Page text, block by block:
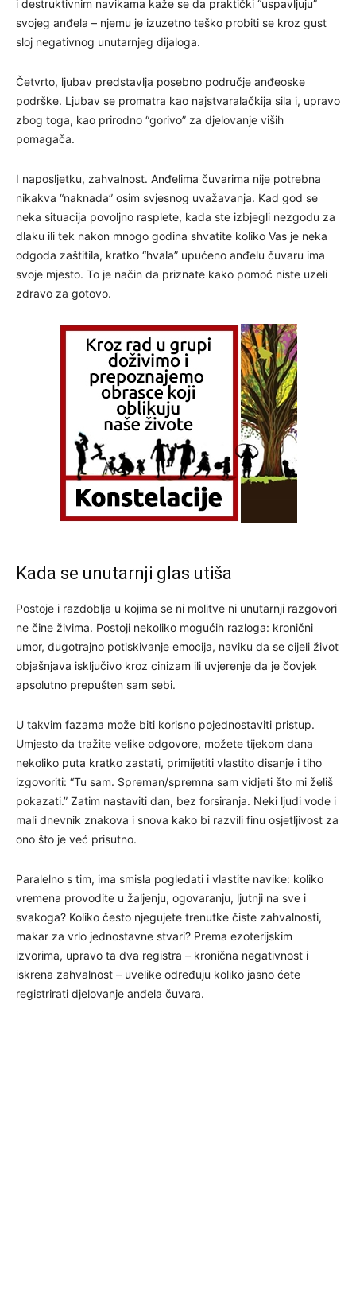
i destruktivnim navikama kaže se da praktički “uspavljuju”
svojeg anđela – njemu je izuzetno teško probiti se kroz gust
sloj negativnog unutarnjeg dijaloga.
Četvrto, ljubav predstavlja posebno područje anđeoske
podrške. Ljubav se promatra kao najstvaralačkija sila i, upravo
zbog toga, kao prirodno “gorivo” za djelovanje viših
pomagača.
I naposljetku, zahvalnost. Anđelima čuvarima nije potrebna
nikakva “naknada” osim svjesnog uvažavanja. Kad god se
neka situacija povoljno rasplete, kada ste izbjegli nezgodu za
dlaku ili tek nakon mnogo godina shvatite koliko Vas je neka
odgoda zaštitila, kratko “hvala” upućeno anđelu čuvaru ima
svoje mjesto. To je način da priznate kako pomoć niste uzeli
zdravo za gotovo.
Kada se unutarnji glas utiša
Postoje i razdoblja u kojima se ni molitve ni unutarnji razgovori
ne čine živima. Postoji nekoliko mogućih razloga: kronični
umor, dugotrajno potiskivanje emocija, naviku da se cijeli život
objašnjava isključivo kroz cinizam ili uvjerenje da je čovjek
apsolutno prepušten sam sebi.
U takvim fazama može biti korisno pojednostaviti pristup.
Umjesto da tražite velike odgovore, možete tijekom dana
nekoliko puta kratko zastati, primijetiti vlastito disanje i tiho
izgovoriti: “Tu sam. Spreman/spremna sam vidjeti što mi želiš
pokazati.” Zatim nastaviti dan, bez forsiranja. Neki ljudi vode i
mali dnevnik znakova i snova kako bi razvili finu osjetljivost za
ono što je već prisutno.
Paralelno s tim, ima smisla pogledati i vlastite navike: koliko
vremena provodite u žaljenju, ogovaranju, ljutnji na sve i
svakoga? Koliko često njegujete trenutke čiste zahvalnosti,
makar za vrlo jednostavne stvari? Prema ezoterijskim
izvorima, upravo ta dva registra – kronična negativnost i
iskrena zahvalnost – uvelike određuju koliko jasno ćete
registrirati djelovanje anđela čuvara.